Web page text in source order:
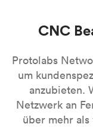
CNC
Protolabs
um
anzubieten.
Netzwerk an
über mehr als